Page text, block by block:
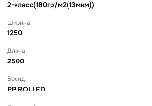
2-класс(180гр/м2(13мкм))
Ширина
1250
Длина
2500
Бренд
PP ROLLED